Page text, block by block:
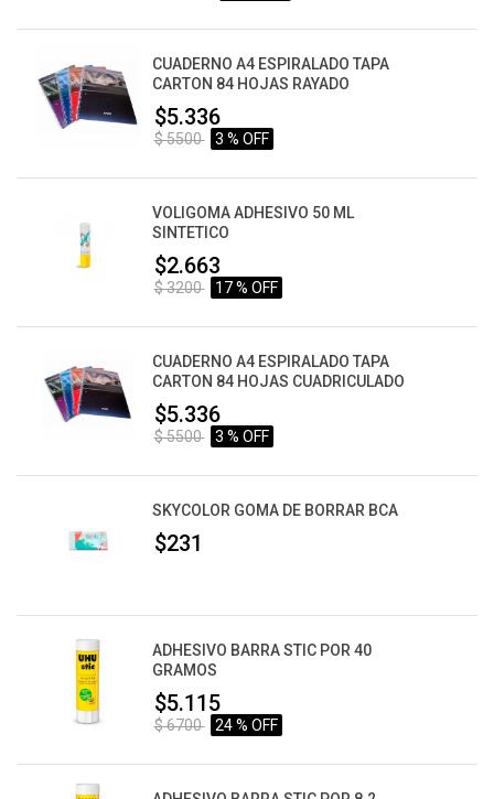
CUADERNO A4 ESPIRALADO TAPA
CARTON 84 HOJAS RAYADO
$5.336
$ 5500 3 % OFF
VOLIGOMA ADHESIVO 50 ML
SINTETICO
$2.663
$ 3200 17 % OFF
CUADERNO A4 ESPIRALADO TAPA
CARTON 84 HOJAS CUADRICULADO
$5.336
$ 5500 3 % OFF
SKYCOLOR GOMA DE BORRAR BCA
$231
ADHESIVO BARRA STIC POR 40
GRAMOS
$5.115
$ 6700 24 % OFF